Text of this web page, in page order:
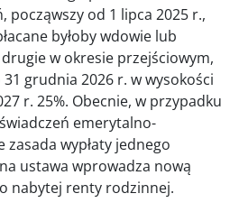
począwszy od 1 lipca 2025 r.,
byłoby wdowie lub
w okresie przejściowym,
grudnia 2026 r. w wysokości
r. 25%. Obecnie, w przypadku
emerytalno-
wypłaty jednego
ustawa wprowadza nową
nabytej renty rodzinnej.